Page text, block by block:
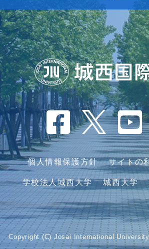
個人情報保護方針 サイトの
学校法人城西大学 城西大学
Copyright (C) Josai International